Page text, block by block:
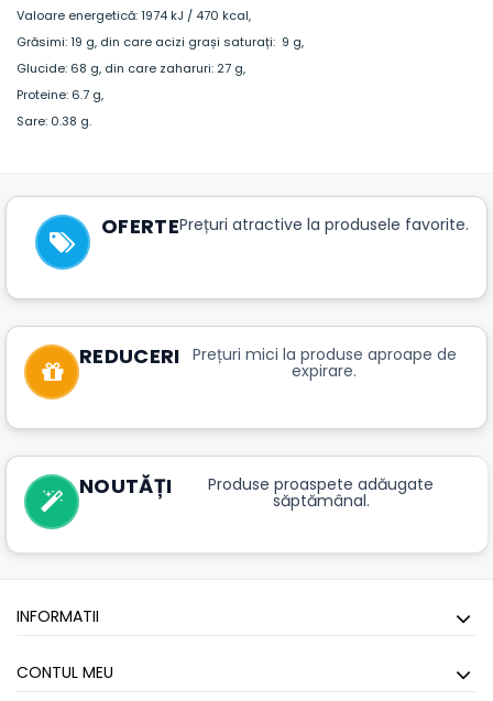
Valoare energetică: 1974 kJ / 470 kcal,
Grăsimi: 19 g, din care acizi grași saturați: 9 g,
Glucide: 68 g, din care zaharuri: 27 g,
Proteine: 6.7 g,
Sare: 0.38 g.
OFERTEPrețuri atractive la produsele favorite.
REDUCERI Prețuri mici la produse aproape de
expirare.
NOUTĂȚI Produse proaspete adăugate
săptămânal.
INFORMATII
CONTUL MEU